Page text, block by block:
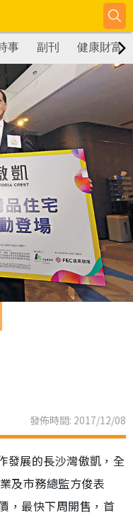
事 副刊 健康財富
發佈時間: 2017/12/08
發展的長沙灣傲凱，全
及市務總監方俊表
，最快下周開售，首